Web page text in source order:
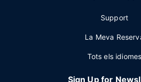
Support
La Meva
Tots els idiomes
Sign Up for